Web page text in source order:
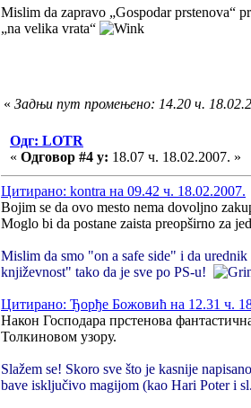
Mislim da zapravo „Gospodar prstenova“
„na velika vrata“
« Задњи пут промењено: 14.20 ч.
Одг: LOTR
« Одговор #4 у: 18.07 ч. 18.02.2007. »
Цитирано: kontra на 09.42 ч. 18.02.2007.
Bojim se da ovo mesto nema dovoljno
Moglo bi da postane zaista preopširno za
Mislim da smo "on a safe side" i da
književnost" tako da je sve po PS-u!
Цитирано: Ђорђе Божовић на 12.31 ч.
Након Господара прстенова
Толкиновом узору.
Slažem se! Skoro sve što je kasnije
bave isključivo magijom (kao Hari Poter i